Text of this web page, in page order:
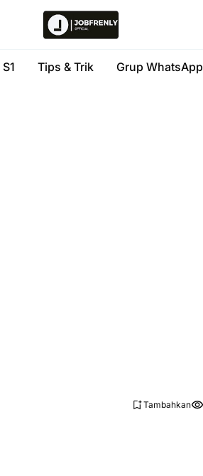
S1 Tips & Trik Grup WhatsApp
Tambahkan